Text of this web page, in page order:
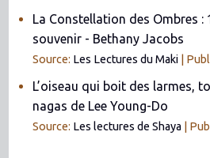
La Constellation des Ombres :
souvenir - Bethany Jacobs
Source: Les Lectures du Maki
L’oiseau qui boit des larmes,
nagas de Lee Young-Do
Source: Les lectures de Shaya